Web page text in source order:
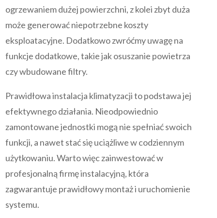
ogrzewaniem dużej powierzchni, z kolei zbyt duża
może generować niepotrzebne koszty
eksploatacyjne. Dodatkowo zwróćmy uwagę na
funkcje dodatkowe, takie jak osuszanie powietrza
czy wbudowane filtry.
Prawidłowa instalacja klimatyzacji to podstawa jej
efektywnego działania. Nieodpowiednio
zamontowane jednostki mogą nie spełniać swoich
funkcji, a nawet stać się uciążliwe w codziennym
użytkowaniu. Warto więc zainwestować w
profesjonalną firmę instalacyjną, która
zagwarantuje prawidłowy montaż i uruchomienie
systemu.